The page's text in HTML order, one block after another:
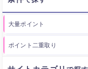
大量ポイント
ポイント二重取り